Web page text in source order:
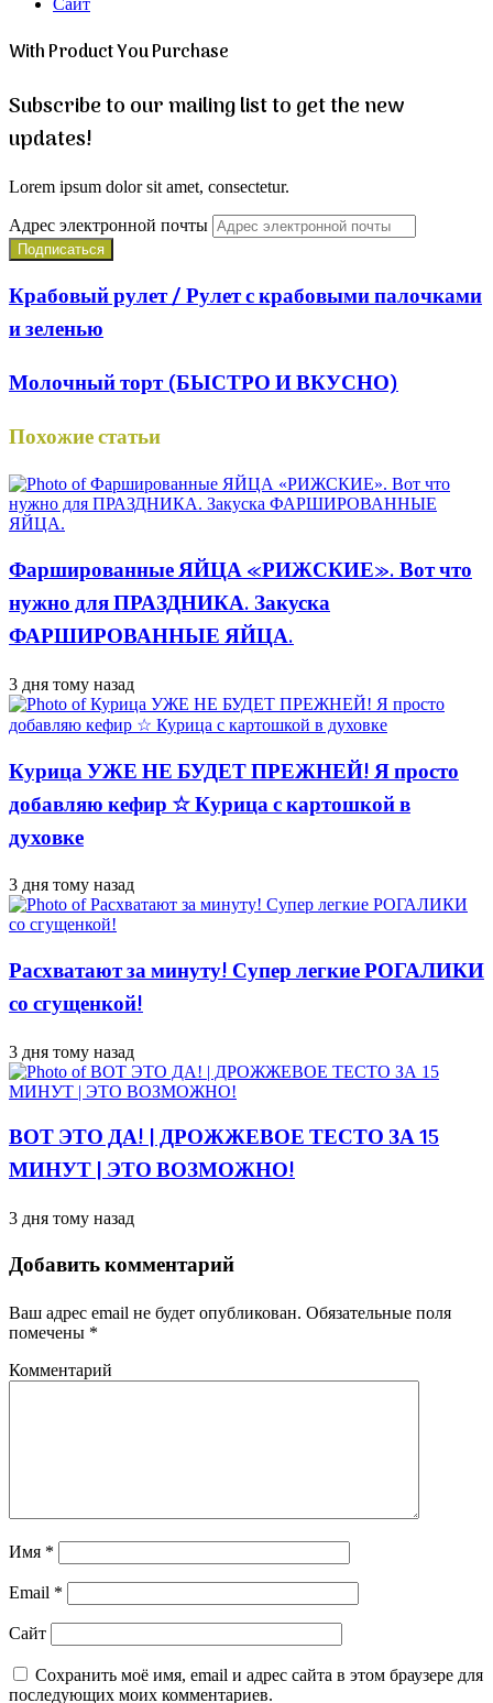
Сайт
With Product You Purchase
Subscribe to our mailing list to get the new
updates!
Lorem ipsum dolor sit amet, consectetur.
Адрес электронной почты
Крабовый рулет / Рулет с крабовыми палочками
и зеленью
Молочный торт (БЫСТРО И ВКУСНО)
Похожие статьи
Фаршированные ЯЙЦА «РИЖСКИЕ». Вот что
нужно для ПРАЗДНИКА. Закуска
ФАРШИРОВАННЫЕ ЯЙЦА.
3 дня тому назад
Курица УЖЕ НЕ БУДЕТ ПРЕЖНЕЙ! Я просто
добавляю кефир ☆ Курица с картошкой в
духовке
3 дня тому назад
Расхватают за минуту! Супер легкие РОГАЛИКИ
со сгущенкой!
3 дня тому назад
ВОТ ЭТО ДА! | ДРОЖЖЕВОЕ ТЕСТО ЗА 15
МИНУТ | ЭТО ВОЗМОЖНО!
3 дня тому назад
Добавить комментарий
Ваш адрес email не будет опубликован. Обязательные поля
помечены *
Комментарий
Имя *
Email *
Сайт
Сохранить моё имя, email и адрес сайта в этом браузере для
последующих моих комментариев.